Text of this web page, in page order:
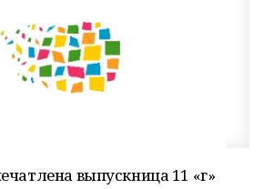
выпускница 11 «г»